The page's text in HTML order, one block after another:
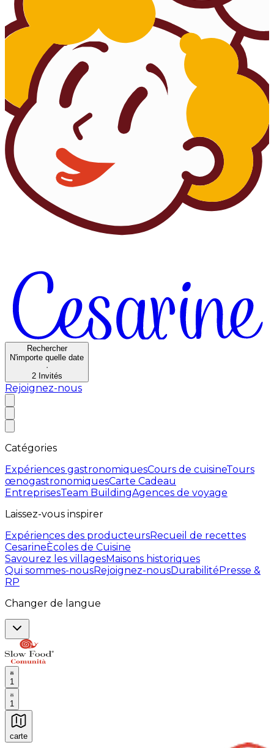
Rechercher
N'importe quelle date
·
2 Invités
Rejoignez-nous
Catégories
Expériences gastronomiquesCours de cuisineTours
œnogastronomiquesCarte Cadeau
EntreprisesTeam BuildingAgences de voyage
Laissez-vous inspirer
Expériences des producteursRecueil de recettes
CesarineÈcoles de Cuisine
Savourez les villagesMaisons historiques
Qui sommes-nousRejoignez-nousDurabilitéPresse &
RP
Changer de langue
1
1
carte